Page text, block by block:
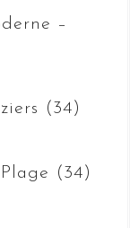
–
(34)
(34)